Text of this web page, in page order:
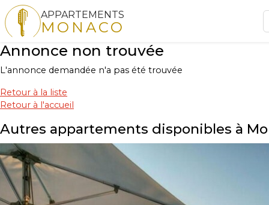
APPARTEMENTS
MONACO
Annonce non trouvée
L'annonce demandée n'a pas été trouvée
Retour à la liste
Retour à l'accueil
Autres appartements disponibles à